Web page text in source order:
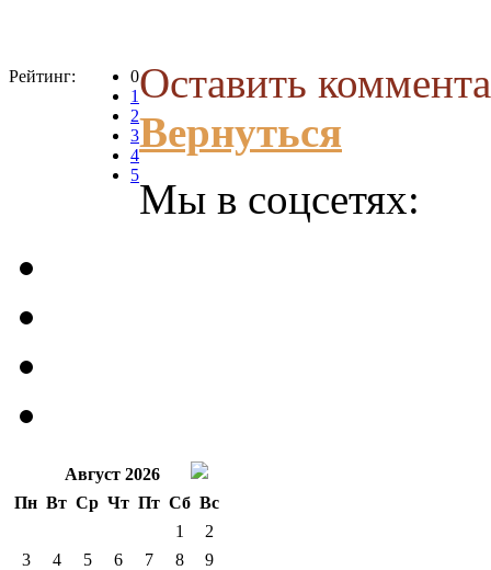
Рейтинг:
0
1
2
3
4
5
Оставить
Вернуться
Мы в соцсетях:
Август 2026
Пн Вт Ср Чт Пт Сб Вс
1
2
3
4 5 6 7 8
9